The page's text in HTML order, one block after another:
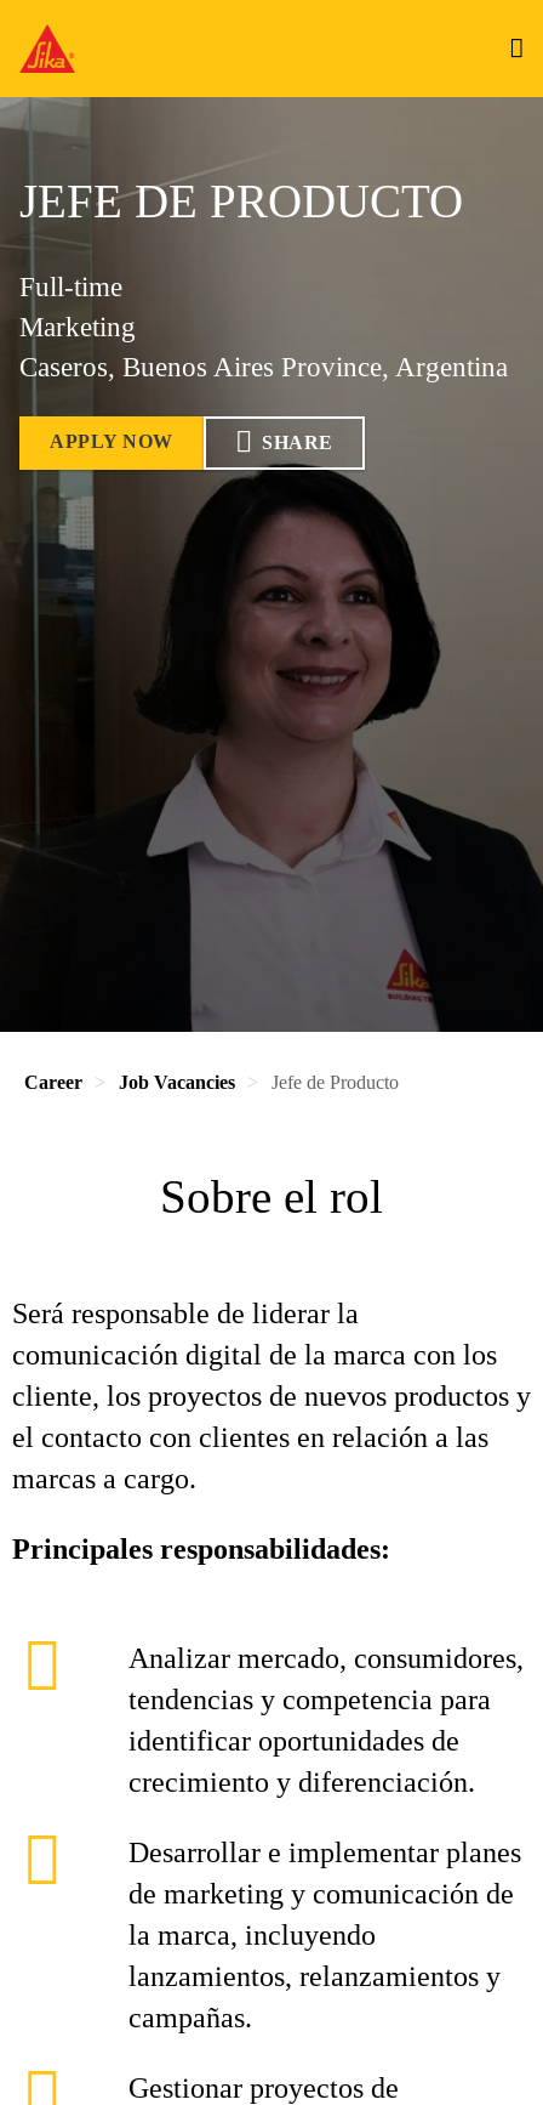
JEFE DE PRODUCTO
Full-time
Marketing
Caseros, Buenos Aires Province, Argentina
APPLY NOW SHARE
Career Job Vacancies Jefe de Producto
Sobre el rol
Será responsable de liderar la
comunicación digital de la marca con los
cliente, los proyectos de nuevos productos y
el contacto con clientes en relación a las
marcas a cargo.
Principales responsabilidades:
Analizar mercado, consumidores,
tendencias y competencia para
identificar oportunidades de
crecimiento y diferenciación.
Desarrollar e implementar planes
de marketing y comunicación de
la marca, incluyendo
lanzamientos, relanzamientos y
campañas.
Gestionar proyectos de